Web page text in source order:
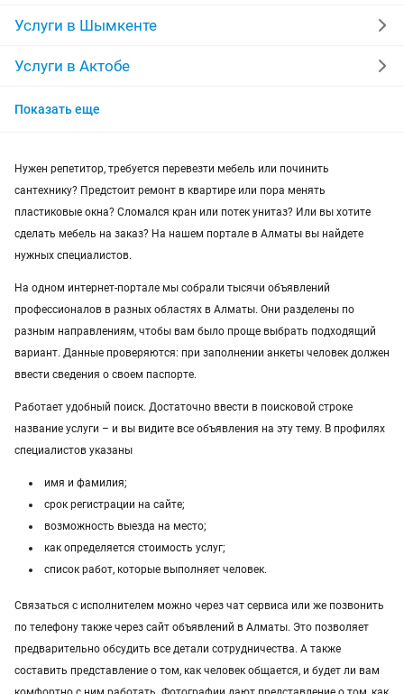
москитные сетки
ремонт стиральных машин
грузоперевозки газель
прихожая двери сборка мебели ремонт
Услуги в Шымкенте
Услуги в Актобе
Услуги в Актау
Услуги в Павлодаре
Услуги в Семее
Услуги в Казахстане
Показать еще
Нужен репетитор, требуется перевезти мебель или починить
сантехнику? Предстоит ремонт в квартире или пора менять
пластиковые окна? Сломался кран или потек унитаз? Или вы хотите
сделать мебель на заказ? На нашем портале в Алматы вы найдете
нужных специалистов.
На одном интернет-портале мы собрали тысячи объявлений
профессионалов в разных областях в Алматы. Они разделены по
разным направлениям, чтобы вам было проще выбрать подходящий
вариант. Данные проверяются: при заполнении анкеты человек должен
ввести сведения о своем паспорте.
Работает удобный поиск. Достаточно ввести в поисковой строке
название услуги – и вы видите все объявления на эту тему. В профилях
специалистов указаны
имя и фамилия;
срок регистрации на сайте;
возможность выезда на место;
как определяется стоимость услуг;
список работ, которые выполняет человек.
Связаться с исполнителем можно через чат сервиса или же позвонить
по телефону также через сайт объявлений в Алматы. Это позволяет
предварительно обсудить все детали сотрудничества. А также
составить представление о том, как человек общается, и будет ли вам